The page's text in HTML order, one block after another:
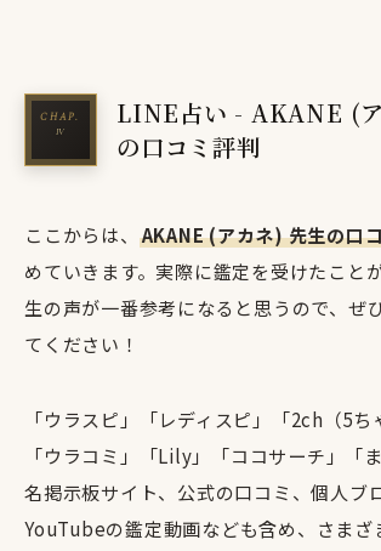
LINE占い - AKANE (
の口コミ評判
ここからは、 AKANE (アカネ) 先生の口
めていきます。実際に鑑定を受けたこと
生の声が一番参考になると思うので、ぜ
てください！
「ウラスピ」「レディスピ」「2ch（5ち
「ウラコミ」「Lily」「ココサーチ」「
名掲示板サイト、公式の口コミ、個人ブ
YouTubeの鑑定動画なども含め、さまざ